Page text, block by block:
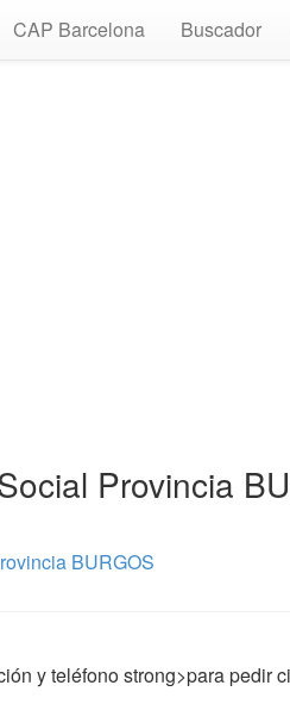
CAP Barcelona Buscador
Provincia
BURGOS
y teléfono strong>para pedir